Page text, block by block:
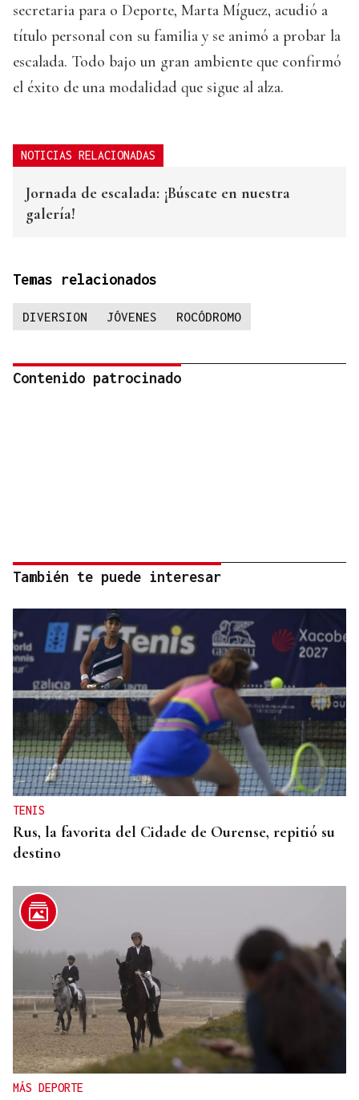
secretaria para o Deporte, Marta Míguez, acudió a
título personal con su familia y se animó a probar la
escalada. Todo bajo un gran ambiente que confirmó
el éxito de una modalidad que sigue al alza.
NOTICIAS RELACIONADAS
Jornada de escalada: ¡Búscate en nuestra
galería!
Temas relacionados
DIVERSION JÓVENES ROCÓDROMO
Contenido patrocinado
También te puede interesar
TENIS
Rus, la favorita del Cidade de Ourense, repitió su
destino
MÁS DEPORTE